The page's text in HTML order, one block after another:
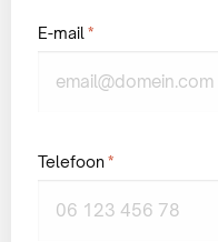
E-mail *
Telefoon *